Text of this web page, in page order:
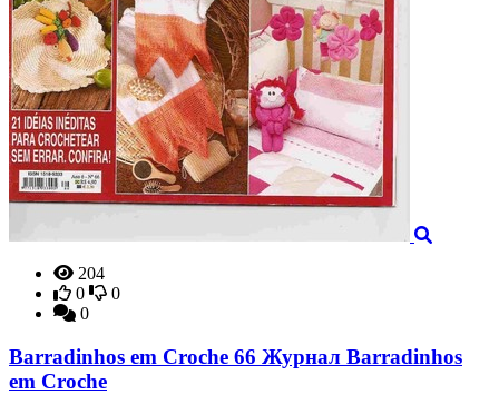
204
0
0
0
Barradinhos em Croche 66 Журнал Barradinhos
em Croche